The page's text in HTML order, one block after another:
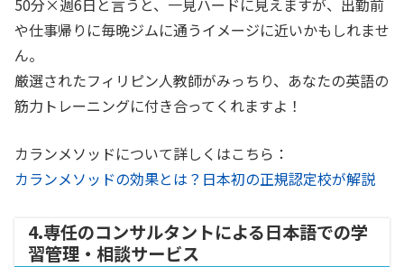
50分×週6日と言うと、一見ハードに見えますが、出勤前
や仕事帰りに毎晩ジムに通うイメージに近いかもしれませ
ん。
厳選されたフィリピン人教師がみっちり、あなたの英語の
筋力トレーニングに付き合ってくれますよ！
カランメソッドについて詳しくはこちら：
カランメソッドの効果とは？日本初の正規認定校が解説
4.専任のコンサルタントによる日本語での学
習管理・相談サービス